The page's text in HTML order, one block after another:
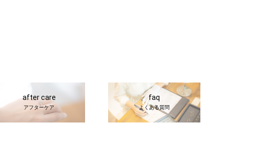
after care
アフターケア
faq
よくある質問